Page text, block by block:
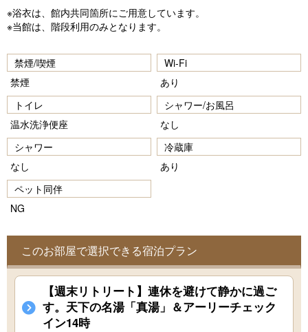
※浴衣は、館内共同箇所にご用意しています。
※当館は、階段利用のみとなります。
禁煙/喫煙
禁煙
Wi-Fi
あり
トイレ
温水洗浄便座
シャワー/お風呂
なし
シャワー
なし
冷蔵庫
あり
ペット同伴
NG
このお部屋で選択できる宿泊プラン
【週末リトリート】連休を避けて静かに過ご
す。天下の名湯「真湯」＆アーリーチェック
イン14時